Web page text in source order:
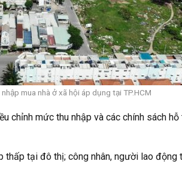
mua nhà ở xã hội áp dụng tại TP.HCM
chỉnh mức thu nhập và các chính sách
tại đô thị; công nhân, người lao động